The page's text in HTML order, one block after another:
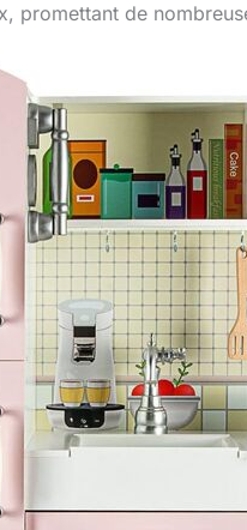
promettant de